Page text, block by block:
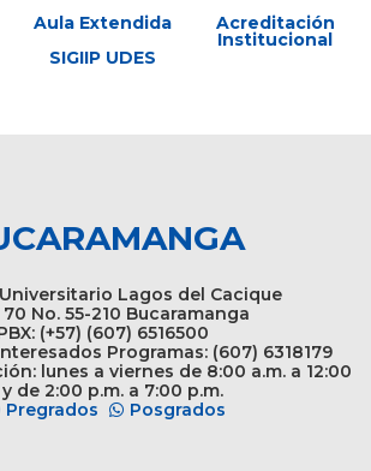
Aula Extendida
SIGIIP UDES
Acreditación
Institucional
Lagos del Cacique
70 No. 55-210 Bucaramanga
(+57) (607) 6516500
Programas: (607) 6318179
lunes a viernes de 8:00 a.m. a 12:00
de 2:00 p.m. a 7:00 p.m.
Pregrados
Posgrados